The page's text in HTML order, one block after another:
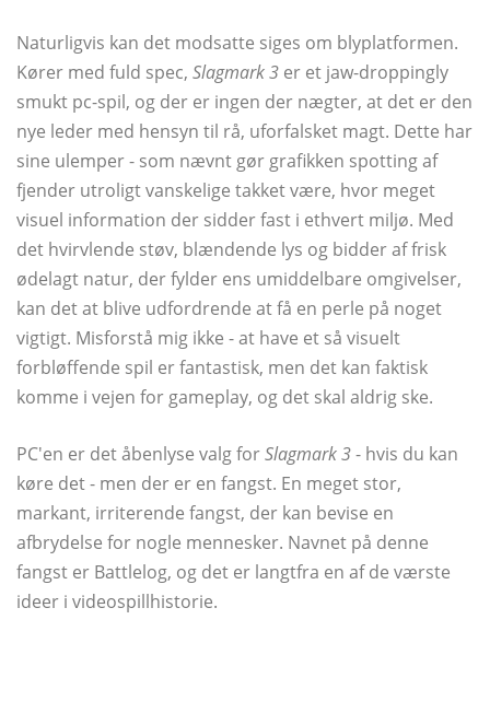
Naturligvis kan det modsatte siges om blyplatformen.
Kører med fuld spec, Slagmark 3 er et jaw-droppingly
smukt pc-spil, og der er ingen der nægter, at det er den
nye leder med hensyn til rå, uforfalsket magt. Dette har
sine ulemper - som nævnt gør grafikken spotting af
fjender utroligt vanskelige takket være, hvor meget
visuel information der sidder fast i ethvert miljø. Med
det hvirvlende støv, blændende lys og bidder af frisk
ødelagt natur, der fylder ens umiddelbare omgivelser,
kan det at blive udfordrende at få en perle på noget
vigtigt. Misforstå mig ikke - at have et så visuelt
forbløffende spil er fantastisk, men det kan faktisk
komme i vejen for gameplay, og det skal aldrig ske.
PC'en er det åbenlyse valg forSlagmark 3- hvis du kan
køre det - men der er en fangst. En meget stor,
markant, irriterende fangst, der kan bevise en
afbrydelse for nogle mennesker. Navnet på denne
fangst er Battlelog, og det er langtfra en af ​​de værste
ideer i videospillhistorie.